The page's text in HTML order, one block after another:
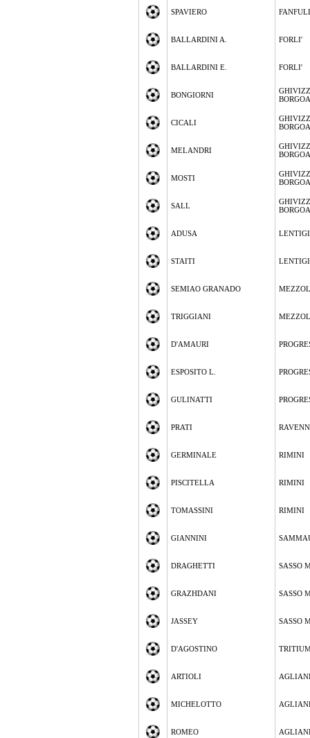
SPAVIERO
BALLARDINI A. FORLI'
BALLARDINI E. FORLI'
BONGIORNI
CICALI
MELANDRI
MOSTI
SALL
ADUSA
STAITI
SEMIAO GRANADO
TRIGGIANI
D'AMAURI
ESPOSITO L.
GULINATTI
PRATI
GERMINALE RIMINI
PISCITELLA RIMINI
TOMASSINI RIMINI
GIANNINI
DRAGHETTI SASSO
GRAZHDANI SASSO
JASSEY SASSO
D'AGOSTINO
ARTIOLI
MICHELOTTO
ROMEO